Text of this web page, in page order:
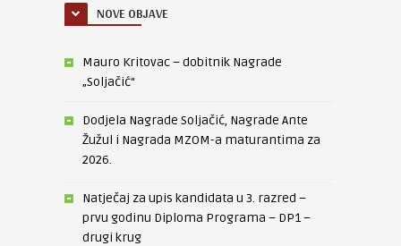
NOVE OBJAVE
Mauro Kritovac – dobitnik Nagrade
„Soljačić“
Dodjela Nagrade Soljačić, Nagrade Ante
Žužul i Nagrada MZOM-a maturantima za
2026.
Natječaj za upis kandidata u 3. razred –
prvu godinu Diploma Programa – DP1 –
drugi krug